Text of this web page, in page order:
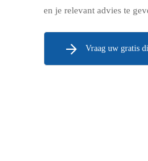
en je relevant advies te
Vraag uw gratis